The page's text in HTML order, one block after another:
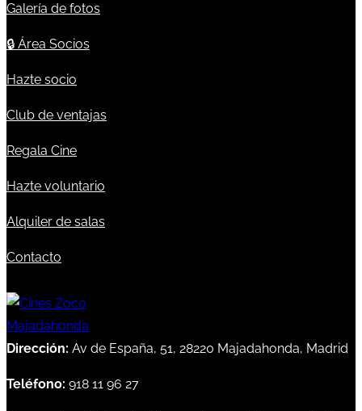
Galería de fotos
🔒 Área Socios
Hazte socio
Club de ventajas
Regala Cine
Hazte voluntario
Alquiler de salas
Contacto
Dirección: Av de España, 51, 28220 Majadahonda, Madrid
Teléfono: 918 11 96 27